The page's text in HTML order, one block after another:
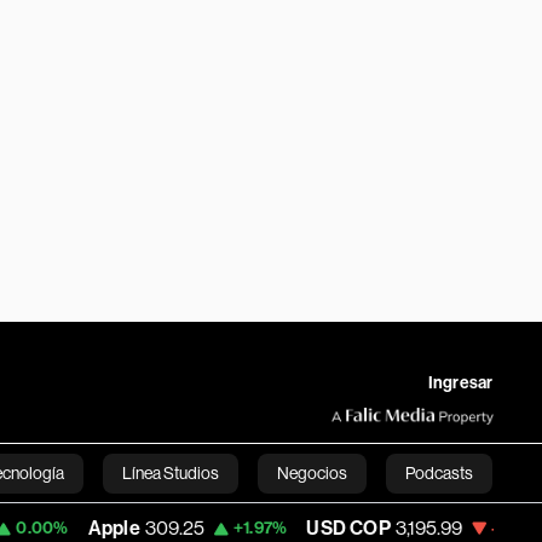
Ingresar
Línea Studios Negocios Podcasts
English
309.25 +1.97% USD COP 3,195.99 -1.14% Tesla